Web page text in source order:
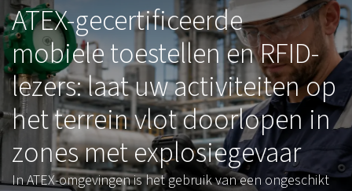
ATEX-gecertificeerde
mobiele toestellen en RFID-
lezers: laat uw activiteiten op
het terrein vlot doorlopen in
zones met explosiegevaar
In ATEX-omgevingen is het gebruik van een ongeschikt